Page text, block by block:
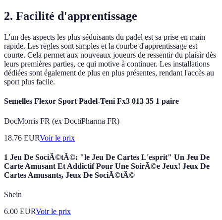
2. Facilité d'apprentissage
L'un des aspects les plus séduisants du padel est sa prise en main
rapide. Les règles sont simples et la courbe d'apprentissage est
courte. Cela permet aux nouveaux joueurs de ressentir du plaisir dès
leurs premières parties, ce qui motive à continuer. Les installations
dédiées sont également de plus en plus présentes, rendant l'accès au
sport plus facile.
Semelles Flexor Sport Padel-Teni Fx3 013 35 1 paire
DocMorris FR (ex DoctiPharma FR)
18.76 EURVoir le prix
1 Jeu De SociÃ©tÃ©: "le Jeu De Cartes L'esprit" Un Jeu De
Carte Amusant Et Addictif Pour Une SoirÃ©e Jeux! Jeux De
Cartes Amusants, Jeux De SociÃ©tÃ©
Shein
6.00 EURVoir le prix